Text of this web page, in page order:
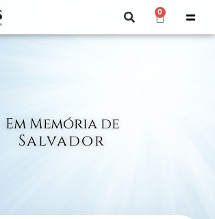
0
Em Memória de
Salvador